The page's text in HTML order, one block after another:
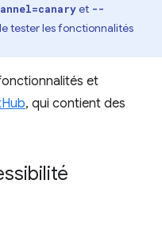
et --
tester les fonctionnalités
et
, qui contient des